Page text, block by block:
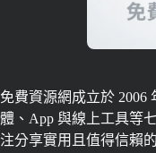
免費資源網成立於 2006
體、App 與線上工具等
注分享實用且值得信賴